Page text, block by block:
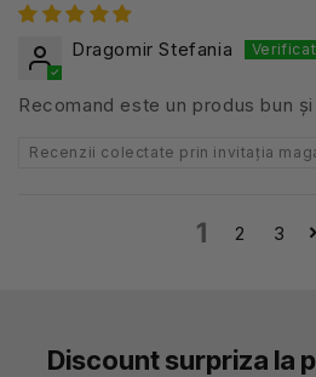
Dragomir Stefania
Recomand este un produs bun
Recenzii colectate prin invitația
1 2 3
Discount surpriza la